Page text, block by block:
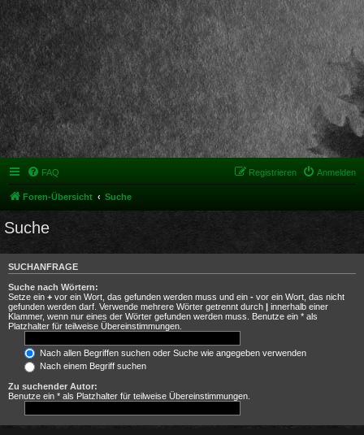
FAQ Anmelden
Registrieren
Foren-Übersicht Suche
Suche
SUCHANFRAGE
Suche nach Wörtern:
Setze ein + vor ein Wort, das gefunden werden muss und ein - vor ein Wort, das nicht
gefunden werden darf. Verwende mehrere Wörter getrennt durch | innerhalb einer
Klammer, wenn nur eines der Wörter gefunden werden muss. Benutze ein * als
Platzhalter für teilweise Übereinstimmungen.
Nach allen Begriffen suchen oder Suche wie angegeben verwenden
Nach einem Begriff suchen
Zu suchender Autor:
Benutze ein * als Platzhalter für teilweise Übereinstimmungen.